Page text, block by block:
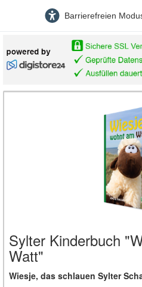
Barrierefreien
Sylter Kinderbuch
Watt"
Wiesje, das schlauen Sylter